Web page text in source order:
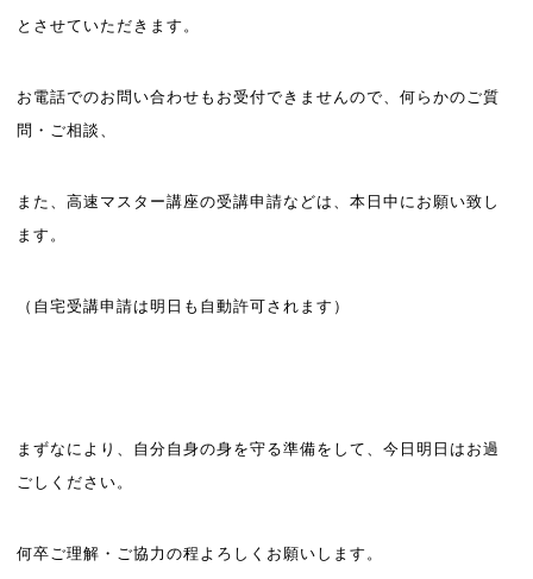
とさせていただきます。
お電話でのお問い合わせもお受付できませんので、何らかのご質
問・ご相談、
また、高速マスター講座の受講申請などは、本日中にお願い致し
ます。
（自宅受講申請は明日も自動許可されます）
まずなにより、自分自身の身を守る準備をして、今日明日はお過
ごしください。
何卒ご理解・ご協力の程よろしくお願いします。